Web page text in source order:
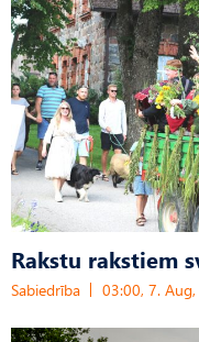
Rakstu rakstiem
Sabiedrība 03:00, 7.